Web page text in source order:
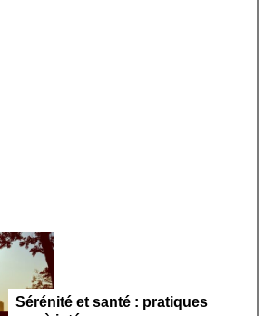
Sérénité et santé : pratiques